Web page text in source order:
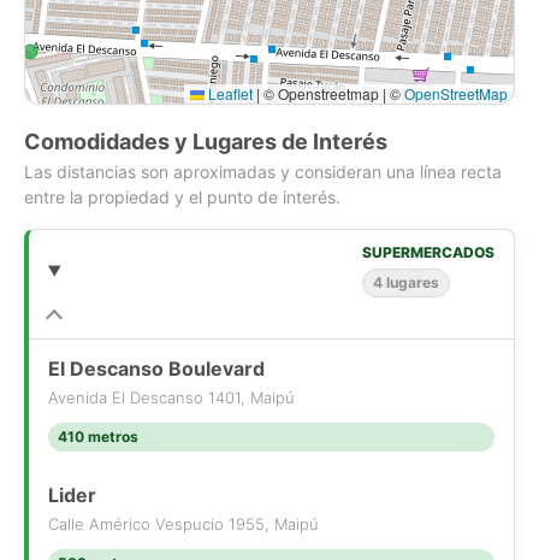
Leaflet | © Openstreetmap | ©OpenStreetMap
Comodidades y Lugares de Interés
Las distancias son aproximadas y consideran una línea recta
entre la propiedad y el punto de interés.
SUPERMERCADOS
4 lugares
El Descanso Boulevard
Avenida El Descanso 1401, Maipú
410 metros
Lider
Calle Américo Vespucio 1955, Maipú